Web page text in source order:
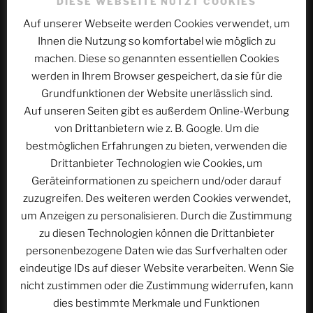
Schreibe einen Kommentar
Deine E-Mail-Adresse wird nicht veröffentlicht.
Erforderliche Felder sind mit*markiert
Kommentar*
Name *
Auf unserer Webseite werden Cookies verwendet, um
Ihnen die Nutzung so komfortabel wie möglich zu
machen. Diese so genannten essentiellen Cookies
werden in Ihrem Browser gespeichert, da sie für die
Grundfunktionen der Website unerlässlich sind.
Auf unseren Seiten gibt es außerdem Online-Werbung
von Drittanbietern wie z. B. Google. Um die
bestmöglichen Erfahrungen zu bieten, verwenden die
Drittanbieter Technologien wie Cookies, um
Geräteinformationen zu speichern und/oder darauf
zuzugreifen. Des weiteren werden Cookies verwendet,
um Anzeigen zu personalisieren. Durch die Zustimmung
zu diesen Technologien können die Drittanbieter
personenbezogene Daten wie das Surfverhalten oder
eindeutige IDs auf dieser Website verarbeiten. Wenn Sie
nicht zustimmen oder die Zustimmung widerrufen, kann
dies bestimmte Merkmale und Funktionen